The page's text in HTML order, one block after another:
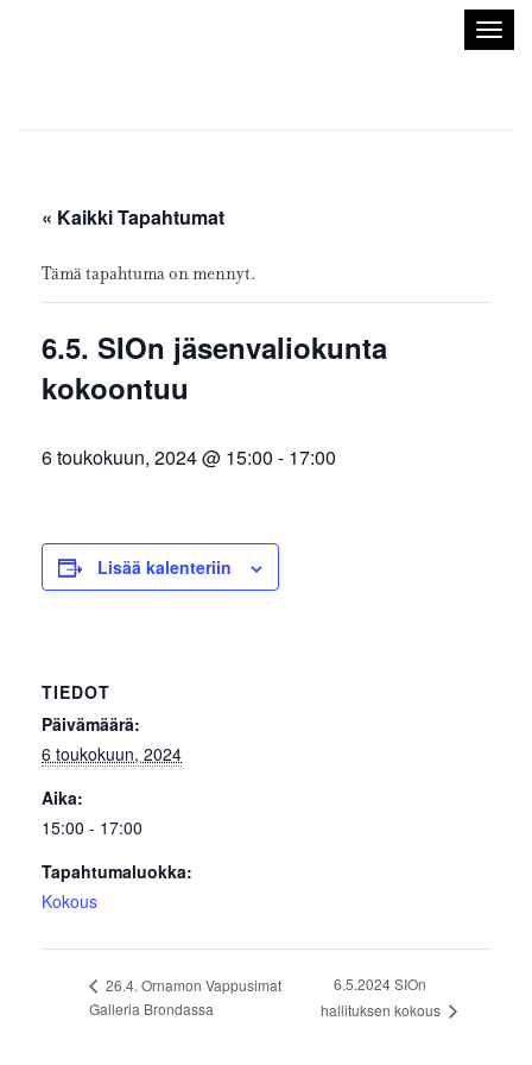
« Kaikki Tapahtumat
Tämä tapahtuma on mennyt.
6.5. SIOn jäsenvaliokunta
kokoontuu
6 toukokuun, 2024 @ 15:00 - 17:00
Lisää kalenteriin
TIEDOT
Päivämäärä:
6 toukokuun, 2024
Aika:
15:00 - 17:00
Tapahtumaluokka:
Kokous
26.4. Ornamon Vappusimat
Galleria Brondassa
6.5.2024 SIOn
hallituksen kokous